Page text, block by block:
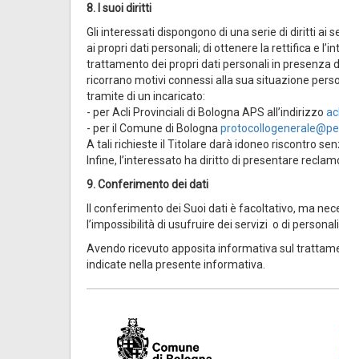
8. I suoi diritti
Gli interessati dispongono di una serie di diritti ai
ai propri dati personali; di ottenere la rettifica e
trattamento dei propri dati personali in presenza
ricorrano motivi connessi alla sua situazione
tramite di un incaricato:
- per Acli Provinciali di Bologna APS all’indirizzo
- per il Comune di Bologna
A tali richieste il Titolare darà idoneo riscontro
Infine, l’interessato ha diritto di presentare
9. Conferimento dei dati
Il conferimento dei Suoi dati è facoltativo, ma
l’impossibilità di usufruire dei servizi o di
Avendo ricevuto apposita informativa sul
indicate nella presente informativa.